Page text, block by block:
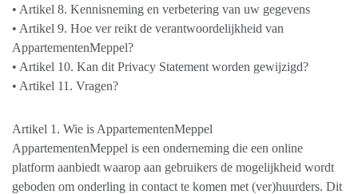
• Artikel 8. Kennisneming en verbetering van uw gegevens
• Artikel 9. Hoe ver reikt de verantwoordelijkheid van
AppartementenMeppel?
• Artikel 10. Kan dit Privacy Statement worden gewijzigd?
• Artikel 11. Vragen?
Artikel 1. Wie is AppartementenMeppel
AppartementenMeppel is een onderneming die een online
platform aanbiedt waarop aan gebruikers de mogelijkheid wordt
geboden om onderling in contact te komen met (ver)huurders. Dit